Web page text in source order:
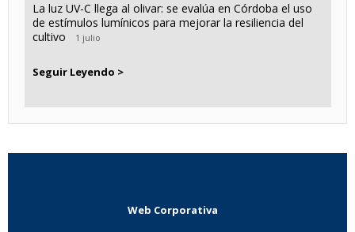
La luz UV-C llega al olivar: se evalúa en Córdoba el uso
de estímulos lumínicos para mejorar la resiliencia del
cultivo
1 julio
Seguir Leyendo >
Web Corporativa